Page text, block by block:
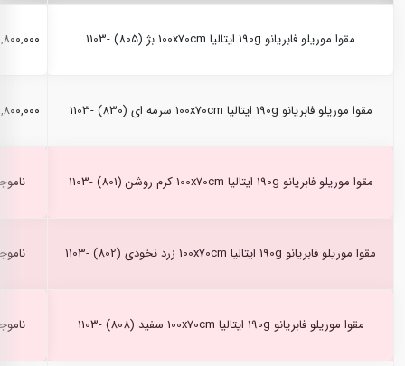
مقوا موریلو فابریانو 190g ایتالیا 100x70cm بژ (805) -1103 ۱,۸۰۰,۰۰۰
مقوا موریلو فابریانو 190g ایتالیا 100x70cm سرمه ای (830) -1103 ۱,۸۰۰,۰۰۰
مقوا موریلو فابریانو 190g ایتالیا 100x70cm کرم روشن (801) -1103
مقوا موریلو فابریانو 190g ایتالیا 100x70cm زرد نخودی (802) -1103
مقوا موریلو فابریانو 190g ایتالیا 100x70cm سفید (808) -1103